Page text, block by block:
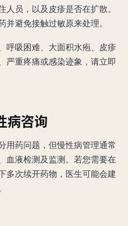
人员，以及皮疹是否在扩散。
并避免接触过敏原来处理。
呼吸困难、大面积水疱、皮疹
严重疼痛或感染迹象，请立即
病咨询
用药问题，但慢性病管理通常
血液检测及监测。若您需要在
多次续开药物，医生可能会建